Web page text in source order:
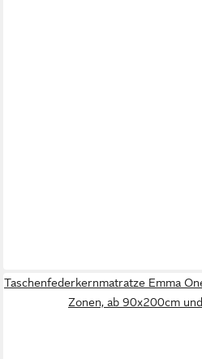
Taschenfederkernmatratze Emma
Zonen, ab 90x200cm